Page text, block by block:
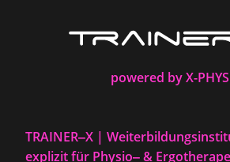
powered by X-
TRAINER‒X |
explizit für Physio‒ &